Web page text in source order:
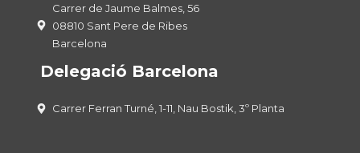
Carrer de Jaume Balmes, 56
08810 Sant Pere de Ribes
Barcelona
Delegació Barcelona
Carrer Ferran Turné, 1-11, Nau Bostik, 3º Planta